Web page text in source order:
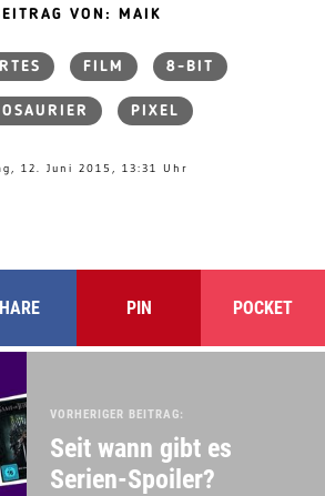
VON: MAIK
FILM 8-BIT
PIXEL
12. Juni 2015, 13:31 Uhr
PIN POCKET
VORHERIGER BEITRAG:
Seit wann gibt es
Serien-Spoiler?